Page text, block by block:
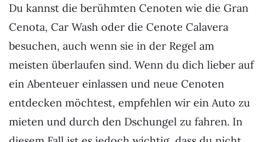
Du kannst die berühmten Cenoten wie die Gran
Cenota, Car Wash oder die Cenote Calavera
besuchen, auch wenn sie in der Regel am
meisten überlaufen sind. Wenn du dich lieber auf
ein Abenteuer einlassen und neue Cenoten
entdecken möchtest, empfehlen wir ein Auto zu
mieten und durch den Dschungel zu fahren. In